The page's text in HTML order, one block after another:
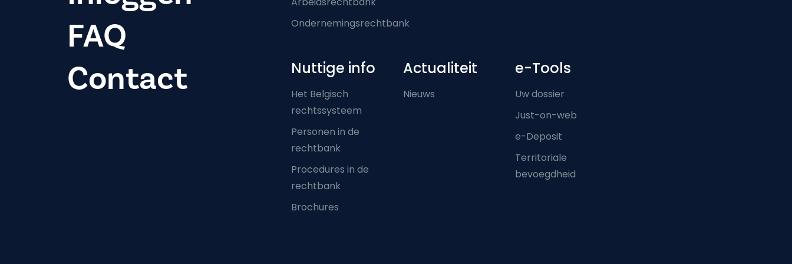
FAQ
Contact
Ondernemingsrechtbank
Nuttige info
Het Belgisch
rechtssysteem
Personen in de
rechtbank
Procedures in de
rechtbank
Brochures
Actualiteit
Nieuws
e-Tools
Uw dossier
Just-on-web
e-Deposit
Territoriale
bevoegdheid